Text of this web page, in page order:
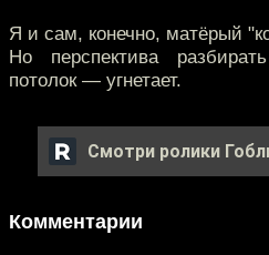
Я и сам, конечно, матёрый
Но перспектива
потолок — угнетает.
Смотри ролики
Комментарии